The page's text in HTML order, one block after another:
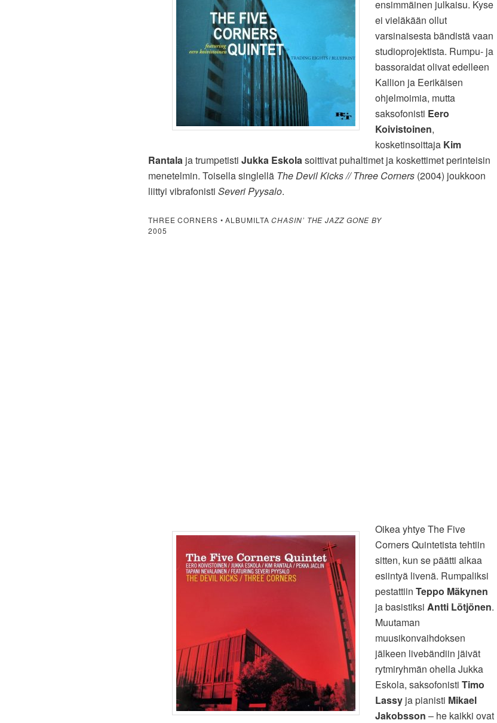
ensimmäinen julkaisu. Kyse
ei vieläkään ollut
varsinaisesta bändistä vaan
studioprojektista. Rumpu- ja
bassoraidat olivat edelleen
Kallion ja Eerikäisen
ohjelmoimia, mutta
saksofonisti Eero
Koivistoinen,
kosketinsoittaja Kim
Rantala ja trumpetisti Jukka Eskolasoittivat puhaltimet ja koskettimet perinteisin
menetelmin. Toisella singlellä The Devil Kicks // Three Corners (2004) joukkoon
liittyi vibrafonisti Severi Pyysalo.
THREE CORNERS • ALBUMILTACHASIN’ THE JAZZ GONE BY
2005
Oikea yhtye The Five
Corners Quintetista tehtiin
sitten, kun se päätti alkaa
esiintyä livenä. Rumpaliksi
pestattiin Teppo Mäkynen
ja basistiksi Antti Lötjönen.
Muutaman
muusikonvaihdoksen
jälkeen livebändiin jäivät
rytmiryhmän ohella Jukka
Eskola, saksofonisti Timo
Lassy ja pianisti Mikael
Jakobsson – he kaikki ovat